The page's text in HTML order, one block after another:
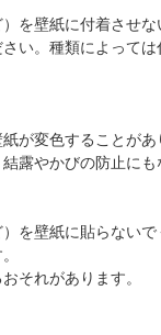
を壁紙に付着させ
い。種類によって
が変色することが
露やかびの防止に
を壁紙に貼らない
それがあります。